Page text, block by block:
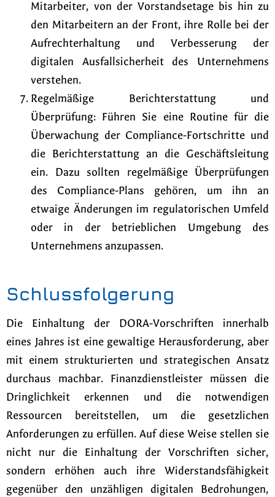
Mitarbeiter, von der Vorstandsetage bis hin zu
den Mitarbeitern an der Front, ihre Rolle bei der
Aufrechterhaltung und Verbesserung der
digitalen Ausfallsicherheit des Unternehmens
verstehen.
Regelmäßige Berichterstattung und
Überprüfung: Führen Sie eine Routine für die
Überwachung der Compliance-Fortschritte und
die Berichterstattung an die Geschäftsleitung
ein. Dazu sollten regelmäßige Überprüfungen
des Compliance-Plans gehören, um ihn an
etwaige Änderungen im regulatorischen Umfeld
oder in der betrieblichen Umgebung des
Unternehmens anzupassen.
Schlussfolgerung
Die Einhaltung der DORA-Vorschriften innerhalb
eines Jahres ist eine gewaltige Herausforderung, aber
mit einem strukturierten und strategischen Ansatz
durchaus machbar. Finanzdienstleister müssen die
Dringlichkeit erkennen und die notwendigen
Ressourcen bereitstellen, um die gesetzlichen
Anforderungen zu erfüllen. Auf diese Weise stellen sie
nicht nur die Einhaltung der Vorschriften sicher,
sondern erhöhen auch ihre Widerstandsfähigkeit
gegenüber den unzähligen digitalen Bedrohungen,